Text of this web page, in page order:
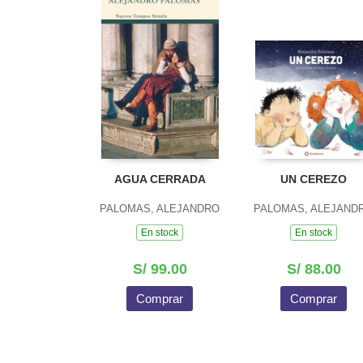
AGUA CERRADA
PALOMAS, ALEJANDRO
En stock
S/ 99.00
Comprar
UN CEREZO
PALOMAS,
En stock
S/ 88.00
Comprar